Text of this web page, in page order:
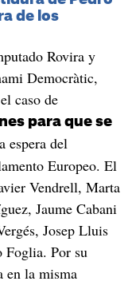
de los
Rovira y
Democràtic,
caso de
para que se
espera del
Europeo. El
Vendrell, Marta
Jaume Cabani
Josep Lluis
Por su
en la misma